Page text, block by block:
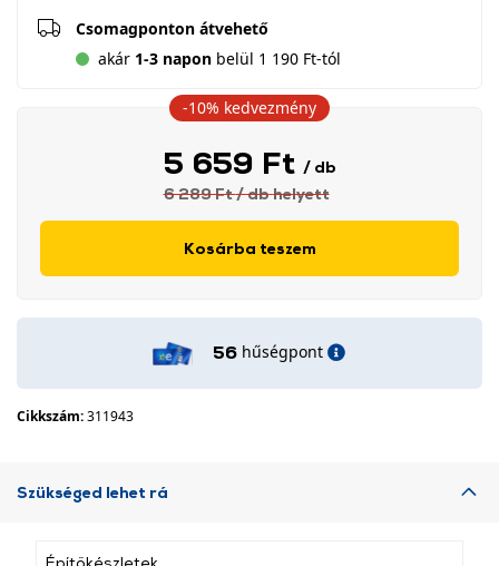
Csomagponton átvehető
akár 1-3 napon belül 1 190 Ft-tól
5 659 Ft / db
6 289 Ft/ dbhelyett
Kosárba teszem
-10% kedvezmény
56 hűségpont
Cikkszám:311943
Szükséged lehet rá
Építőkészletek